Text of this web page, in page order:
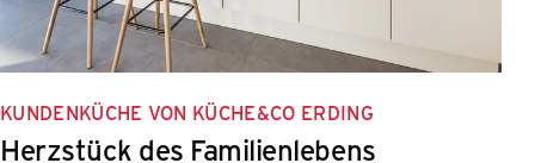
KUNDENKÜCHE VON KÜCHE&CO ERDING
Herzstück des Familienlebens